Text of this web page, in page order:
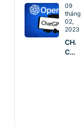
TỪ
HÔM
NAY
5 ý
tạo
mùa
09
tháng
02,
2023
CÁN